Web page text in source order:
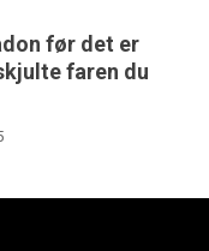
før det er
faren du